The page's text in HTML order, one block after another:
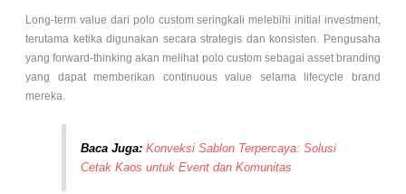
Long-term value dari polo customseringkali melebihi initial investment,
terutama ketika digunakan secara strategis dan konsisten. Pengusaha
yang forward-thinking akan melihat polo custom sebagai asset branding
yang dapat memberikan continuous value selama lifecycle brand
mereka.
Baca Juga: Konveksi Sablon Terpercaya: Solusi
Cetak Kaos untuk Event dan Komunitas